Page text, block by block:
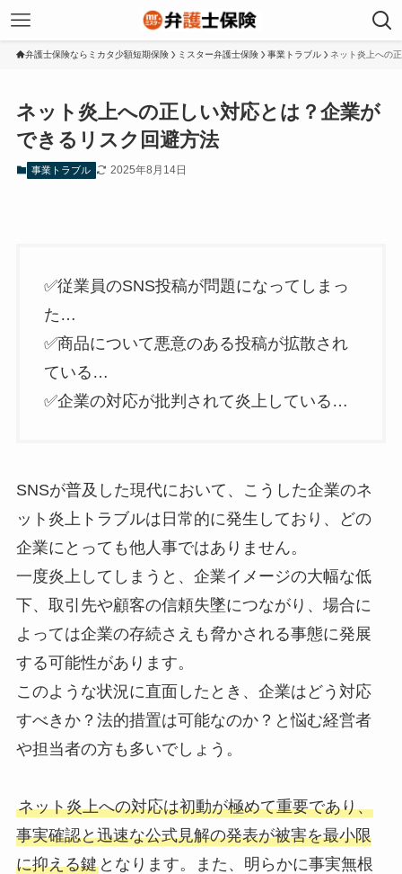
弁護士保険ならミカタ少額短期保険 ミスター弁護士保険 事業トラブル ネット炎上への
ネット炎上への正しい対応とは？企業が
できるリスク回避方法
事業トラブル 2025年8月14日
✅従業員のSNS投稿が問題になってしまっ
た…
✅商品について悪意のある投稿が拡散され
ている…
✅企業の対応が批判されて炎上している…
SNSが普及した現代において、こうした企業のネ
ット炎上トラブルは日常的に発生しており、どの
企業にとっても他人事ではありません。
一度炎上してしまうと、企業イメージの大幅な低
下、取引先や顧客の信頼失墜につながり、場合に
よっては企業の存続さえも脅かされる事態に発展
する可能性があります。
このような状況に直面したとき、企業はどう対応
すべきか？法的措置は可能なのか？と悩む経営者
や担当者の方も多いでしょう。
ネット炎上への対応は初動が極めて重要であり、
事実確認と迅速な公式見解の発表が被害を最小限
に抑える鍵となります。また、明らかに事実無根